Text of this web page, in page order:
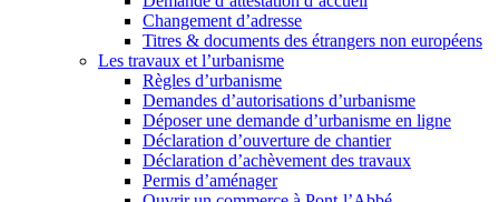
Changement d’adresse
Titres & documents des étrangers non européens
Les travaux et l’urbanisme
Règles d’urbanisme
Demandes d’autorisations d’urbanisme
Déposer une demande d’urbanisme en ligne
Déclaration d’ouverture de chantier
Déclaration d’achèvement des travaux
Permis d’aménager